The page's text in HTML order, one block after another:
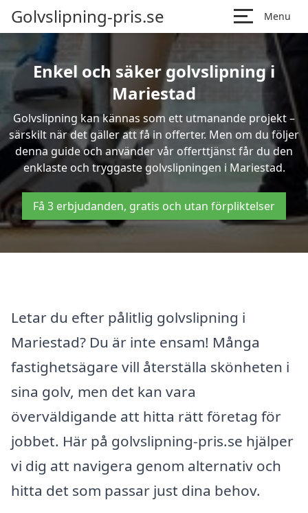
Golvslipning-pris.se Menu
Enkel och säker golvslipning i
Mariestad
Golvslipning kan kännas som ett utmanande projekt –
särskilt när det gäller att få in offerter. Men om du följer
denna guide och använder vår offerttjänst får du den
enklaste och tryggaste golvslipningen i Mariestad.
Få 3 erbjudanden, gratis och utan förpliktelser
Letar du efter pålitlig golvslipning i
Mariestad? Du är inte ensam! Många
fastighetsägare vill återställa skönheten i
sina golv, men det kan vara
överväldigande att hitta rätt företag för
jobbet. Här på golvslipning-pris.se hjälper
vi dig att navigera genom alternativ och
hitta det som passar just dina behov.